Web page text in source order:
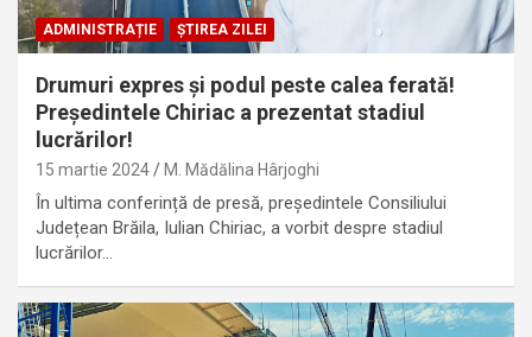
ADMINISTRAȚIE ȘTIREA ZILEI
Drumuri expres și podul peste calea ferată!
Președintele Chiriac a prezentat stadiul
lucrărilor!
15 martie 2024 M. Mădălina Hârjoghi
În ultima conferință de presă, președintele Consiliului
Județean Brăila, Iulian Chiriac, a vorbit despre stadiul
lucrărilor…